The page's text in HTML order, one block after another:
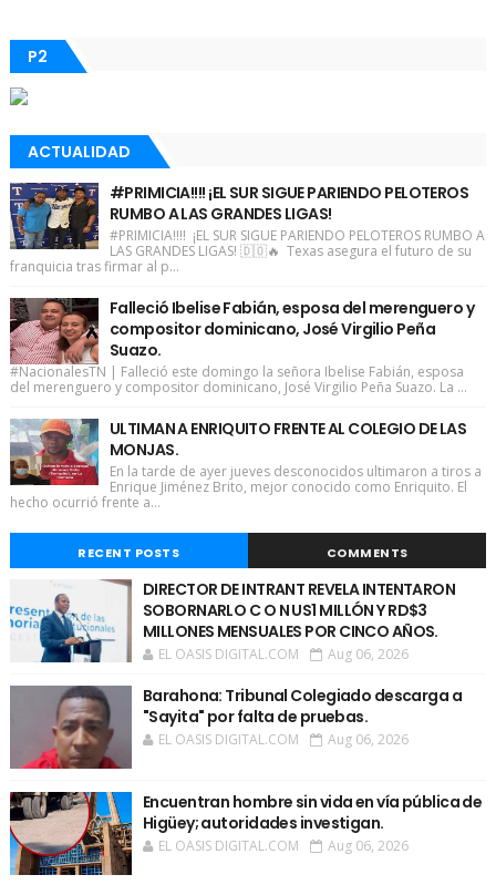
P2
ACTUALIDAD
#PRIMICIA!!!! ¡EL SUR SIGUE PARIENDO PELOTEROS
RUMBO A LAS GRANDES LIGAS!
#PRIMICIA!!!! ¡EL SUR SIGUE PARIENDO PELOTEROS RUMBO A
LAS GRANDES LIGAS! 🇩🇴🔥 Texas asegura el futuro de su
franquicia tras firmar al p...
Falleció Ibelise Fabián, esposa del merenguero y
compositor dominicano, José Virgilio Peña
Suazo.
#NacionalesTN | Falleció este domingo la señora Ibelise Fabián, esposa
del merenguero y compositor dominicano, José Virgilio Peña Suazo. La ...
ULTIMAN A ENRIQUITO FRENTE AL COLEGIO DE LAS
MONJAS.
En la tarde de ayer jueves desconocidos ultimaron a tiros a
Enrique Jiménez Brito, mejor conocido como Enriquito. El
hecho ocurrió frente a...
RECENT POSTS COMMENTS
DIRECTOR DE INTRANT REVELA INTENTARON
SOBORNARLO C O N US1 MILLÓN Y RD$3
MILLONES MENSUALES POR CINCO AÑOS.
EL OASIS DIGITAL.COM Aug 06, 2026
Barahona: Tribunal Colegiado descarga a
"Sayita" por falta de pruebas.
EL OASIS DIGITAL.COM Aug 06, 2026
Encuentran hombre sin vida en vía pública de
Higüey; autoridades investigan.
EL OASIS DIGITAL.COM Aug 06, 2026